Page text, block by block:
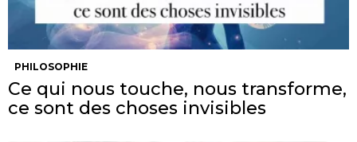
PHILOSOPHIE
Ce qui nous touche, nous transforme,
ce sont des choses invisibles